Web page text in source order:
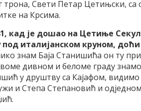
трона, Свети Петар Цетињски, са
на Крсима.
кад је дошао на Цетиње
под италијанском круном,
знам Баја Станишића он ту
дивном и беломе граду
у друштву са Кајафом, видимо
и Степа Степановић и